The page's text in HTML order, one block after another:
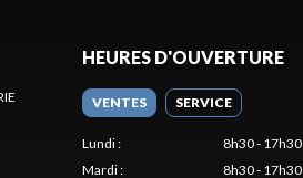
HEURES D'OUVERTURE
VENTES SERVICE
Lundi:
8h30 - 17h30
Mardi:
8h30 - 17h30